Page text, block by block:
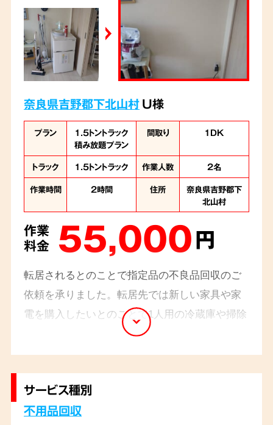
奈良県吉野郡下北山村U様
プラン
1.5トントラック
積み放題プラン
間取り 1DK
トラック 1.5トントラック 作業人数
2名
作業時間
2時間 住所
奈良県吉野郡下
北山村
作業
料金 55,000円
転居されるとのことで指定品の不良品回収のご
依頼を承りました。転居先では新しい家具や家
電を購入したいとのことで1人用の冷蔵庫や掃除
機、テーブルなどの家具や家電を回収させてい
ただきました。
サービス種別
不用品回収